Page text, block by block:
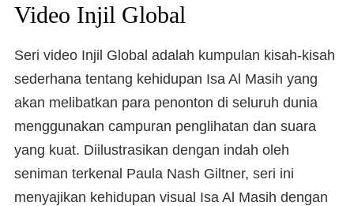
Video Injil Global
Seri video Injil Global adalah kumpulan kisah-kisah
sederhana tentang kehidupan Isa Al Masih yang
akan melibatkan para penonton di seluruh dunia
menggunakan campuran penglihatan dan suara
yang kuat. Diilustrasikan dengan indah oleh
seniman terkenal Paula Nash Giltner, seri ini
menyajikan kehidupan visual Isa Al Masih dengan